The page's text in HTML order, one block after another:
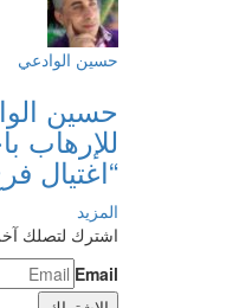
حسين الوادعي
حسين
للإرهاب
“اغتيال
المزيد
اشترك لتصلك آخر
Email